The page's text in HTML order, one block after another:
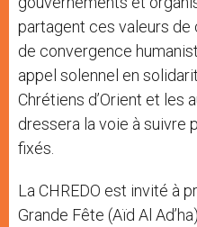
partagent ces valeurs de
de convergence
appel solennel en
Chrétiens d’Orient et les
dressera la voie à suivre
fixés.
La CHREDO est invité à
Grande Fête (Aïd Al